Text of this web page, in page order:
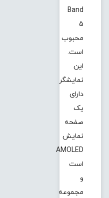
Band
5
محبوب
است.
این
نمایشگر
دارای
یک
صفحه
نمایش
AMOLED
است
و
مجموعه